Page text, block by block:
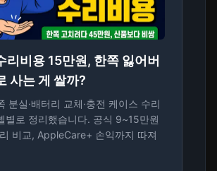
리비용 15만원, 한쪽 잃어버
사는 게 쌀까?
분실·배터리 교체·충전 케이스 수리
별로 정리했습니다. 공식 9~15만원
비교, AppleCare+ 손익까지 따져